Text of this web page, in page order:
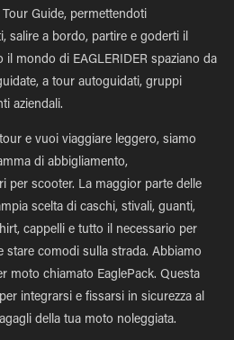
Guide, permettendoti
salire a bordo, partire e goderti il
mondo di EAGLERIDER spaziano da
a tour autoguidati, gruppi
aziendali.
e vuoi viaggiare leggero, siamo
di abbigliamento,
per scooter. La maggior parte delle
scelta di caschi, stivali, guanti,
cappelli e tutto il necessario per
stare comodi sulla strada. Abbiamo
moto chiamato EaglePack. Questa
integrarsi e fissarsi in sicurezza al
della tua moto noleggiata.